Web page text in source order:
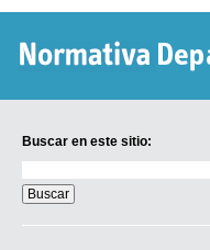
Buscar en este sitio:
en
este
sitio: